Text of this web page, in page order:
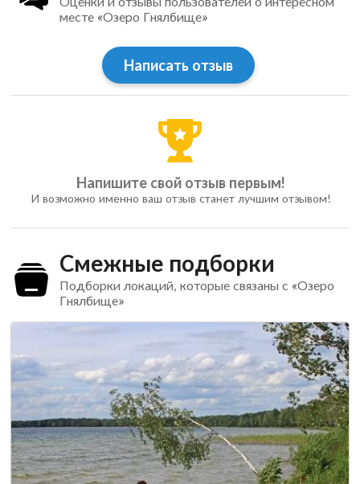
месте «Озеро Гнялбище»
Написать отзыв
Напишите свой отзыв первым!
И возможно именно ваш отзыв станет лучшим отзывом!
Смежные подборки
Подборки локаций, которые связаны с «Озеро
Гнялбище»